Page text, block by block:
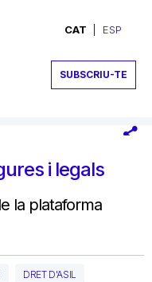
CAT ESP
SUBSCRIU-TE
i legals
la plataforma
DRET D'ASIL